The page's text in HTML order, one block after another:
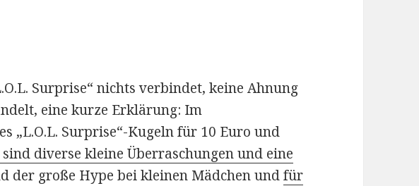
Surprise“ nichts verbindet, keine Ahnung
eine kurze Erklärung: Im
„L.O.L. Surprise“-Kugeln für 10 Euro und
diverse kleine Überraschungen und eine
der große Hype bei kleinen Mädchen undfür